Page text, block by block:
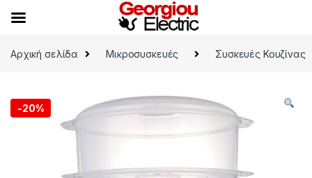
Αρχική σελίδα
Μικροσυσκευές Συσκευές Κουζίνας
-20%